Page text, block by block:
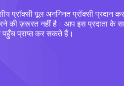
प्रॉक्सी पूल अनगिनत प्रॉक्सी प्रदान
की ज़रूरत नहीं है। आप इस प्रदाता के
प्राप्त कर सकते हैं।